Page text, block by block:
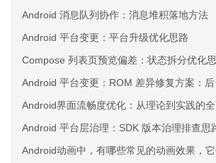
Android 消息队列协作：消息堆积落地方法
Android 平台变更：平台升级优化思路
Compose 列表页预览偏差：状态拆分优化
Android 平台变更：ROM 差异修复方案：后
Android界面流畅度优化：从理论到实践的
Android 平台层治理：SDK 版本治理排查思
Android动画中，有哪些常见的动画效果，